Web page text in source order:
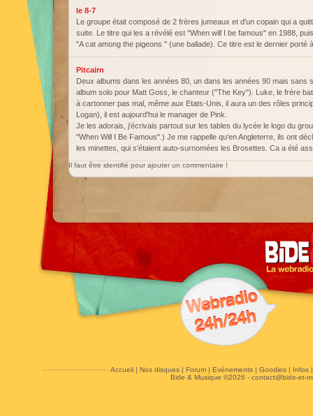
le 8-7
Le groupe était composé de 2 frères jumeaux et d'un copain qui a
suite. Le titre qui les a révélé est "When will I be famous" en 1988,
"A cat among the pigeons " (une ballade). Ce titre est le dernier porté
Pitcairn
Deux albums dans les années 80, un dans les années 90 mais sans
album solo pour Matt Goss, le chanteur ("The Key"). Luke, le frère
à cartonner pas mal, même aux Etats-Unis, il aura un des rôles
Logan), il est aujourd'hui le manager de Pink.
Je les adorais, j'écrivais partout sur les tables du lycée le logo du
"When Will I Be Famous".) Je me rappelle qu'en Angleterre, ils ont
les minettes, qui s'étaient auto-surnomées les Brosettes. Ca a été
Il faut être identifié pour ajouter un commentaire !
Accueil| Nos disques| Forum| Evénements| Goodies| Infos
Bide & Musique ©2026 - contact@bide-et-